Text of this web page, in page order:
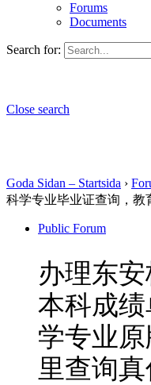
Forums
Documents
Search for:
Close search
Goda Sidan – Startsida ›
科学专业毕业证查询，教
Public Forum
办理东
本科成
学专业
里查询真